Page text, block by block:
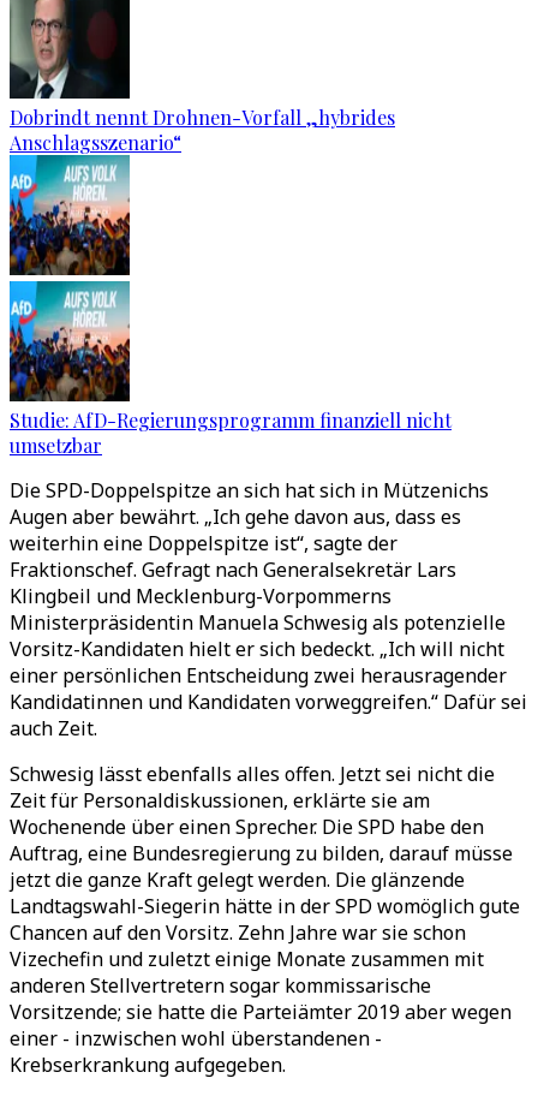
Dobrindt nennt Drohnen-Vorfall „hybrides
Anschlagsszenario“
Studie: AfD-Regierungsprogramm finanziell nicht
umsetzbar
Die SPD-Doppelspitze an sich hat sich in Mützenichs
Augen aber bewährt. „Ich gehe davon aus, dass es
weiterhin eine Doppelspitze ist“, sagte der
Fraktionschef. Gefragt nach Generalsekretär Lars
Klingbeil und Mecklenburg-Vorpommerns
Ministerpräsidentin Manuela Schwesig als potenzielle
Vorsitz-Kandidaten hielt er sich bedeckt. „Ich will nicht
einer persönlichen Entscheidung zwei herausragender
Kandidatinnen und Kandidaten vorweggreifen.“ Dafür sei
auch Zeit.
Schwesig lässt ebenfalls alles offen. Jetzt sei nicht die
Zeit für Personaldiskussionen, erklärte sie am
Wochenende über einen Sprecher. Die SPD habe den
Auftrag, eine Bundesregierung zu bilden, darauf müsse
jetzt die ganze Kraft gelegt werden. Die glänzende
Landtagswahl-Siegerin hätte in der SPD womöglich gute
Chancen auf den Vorsitz. Zehn Jahre war sie schon
Vizechefin und zuletzt einige Monate zusammen mit
anderen Stellvertretern sogar kommissarische
Vorsitzende; sie hatte die Parteiämter 2019 aber wegen
einer - inzwischen wohl überstandenen -
Krebserkrankung aufgegeben.